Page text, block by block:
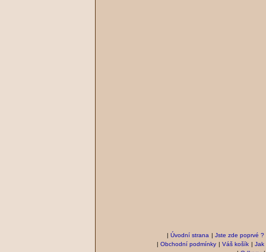
| Úvodní strana | Jste zde poprvé ?
| Obchodní podmínky | Váš košík | Jak